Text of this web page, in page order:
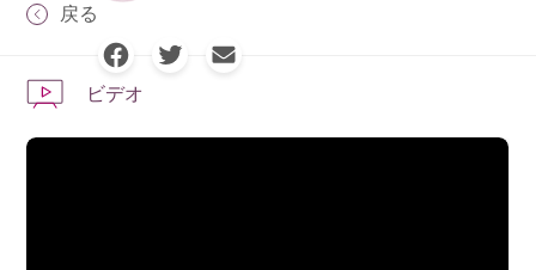
戻る
ビデオ